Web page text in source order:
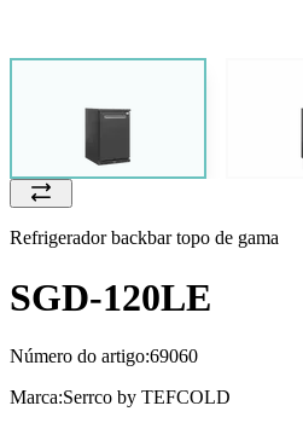
Refrigerador backbar topo de gama
SGD-120LE
Número do artigo:69060
Marca:Serrco by TEFCOLD